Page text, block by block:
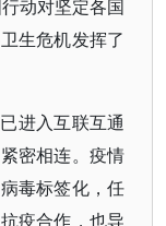
动对坚定各国
生危机发挥了
进入互联互通
密相连。疫情
毒标签化，任
疫合作，也导